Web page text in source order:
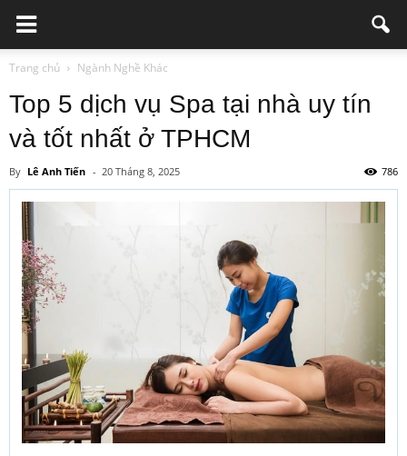
Trang chủ Ngành Nghề Khác
Top 5 dịch vụ Spa tại nhà uy tín
và tốt nhất ở TPHCM
By Lê Anh Tiến - 20 Tháng 8, 2025 786